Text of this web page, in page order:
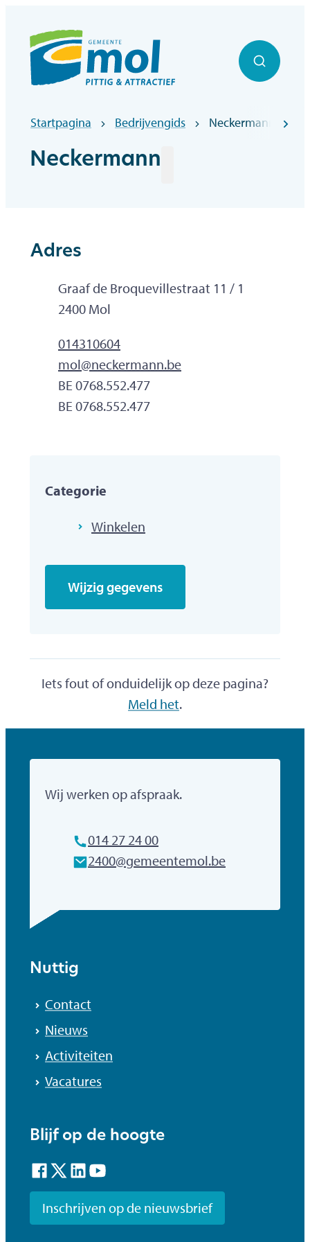
Officiële website gemeentebestuur Mol
Zoek
Startpagina Bedrijvengids Neckermann
Neckermann
Adres
AdresGraaf de Broquevillestraat 11 / 1
,2400 Mol
014310604
E-mailadres
mol@neckermann.be
Ondernemingsnummer
BE 0768.552.477
BTW nr.BE 0768.552.477
Categorie
Winkelen
Wijzig gegevens
Iets fout of onduidelijk op deze pagina?
Meld het.
Gemeente Mol
Wij werken op afspraak.
014 27 24 00
E-mailadres
2400@gemeentemol.be
Nuttig
Contact
Nieuws
Activiteiten
Vacatures
Blijf op de hoogte
Facebook
TwitterLinkedInYouTube
Inschrijven op de nieuwsbrief